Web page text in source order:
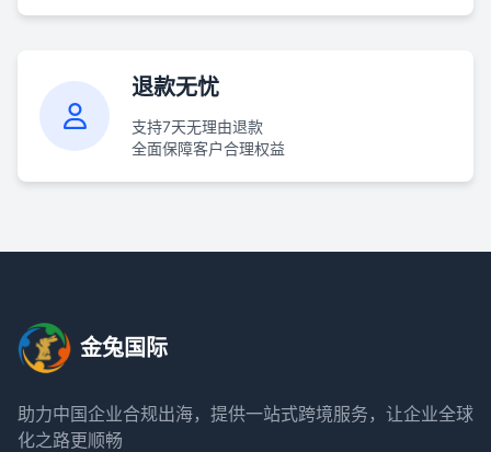
退款无忧
支持7天无理由退款
全面保障客户合理权益
金兔国际
助力中国企业合规出海，提供一站式跨境服务，让企业全球
化之路更顺畅